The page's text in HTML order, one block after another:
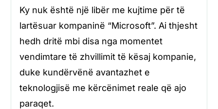
Ky nuk është një libër me kujtime për të
lartësuar kompaninë “Microsoft”. Ai thjesht
hedh dritë mbi disa nga momentet
vendimtare të zhvillimit të kësaj kompanie,
duke kundërvënë avantazhet e
teknologjisë me kërcënimet reale që ajo
paraqet.